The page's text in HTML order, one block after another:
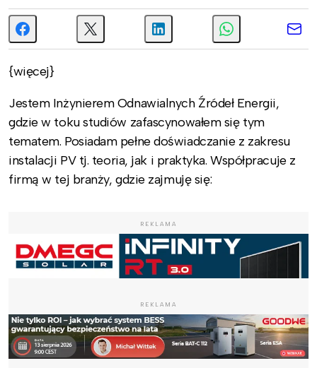
{więcej}
Jestem Inżynierem Odnawialnych Źródeł Energii,
gdzie w toku studiów zafascynowałem się tym
tematem. Posiadam pełne doświadczanie z zakresu
instalacji PV tj. teoria, jak i praktyka. Współpracuje z
firmą w tej branży, gdzie zajmuję się:
REKLAMA
REKLAMA